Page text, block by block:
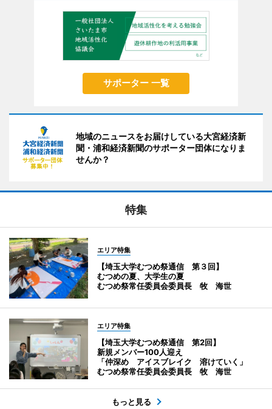
サポーター 一覧
地域のニュースをお届けしている大宮経済新
聞・浦和経済新聞のサポーター団体になりま
せんか？
特集
エリア特集
【埼玉大学むつめ祭通信 第３回】
むつめの夏、大学生の夏
むつめ祭常任委員会委員長 牧 海世
エリア特集
【埼玉大学むつめ祭通信 第2回】
新規メンバー100人迎え
「仲深め アイスブレイク 溶けていく」
むつめ祭常任委員会委員長 牧 海世
もっと見る